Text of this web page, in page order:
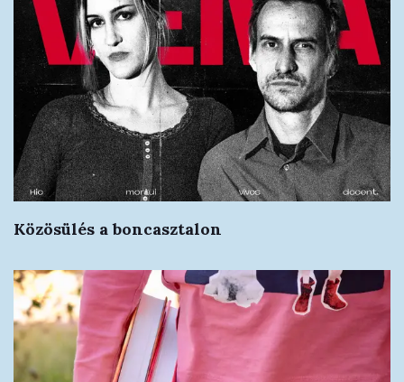
Közösülés a boncasztalon